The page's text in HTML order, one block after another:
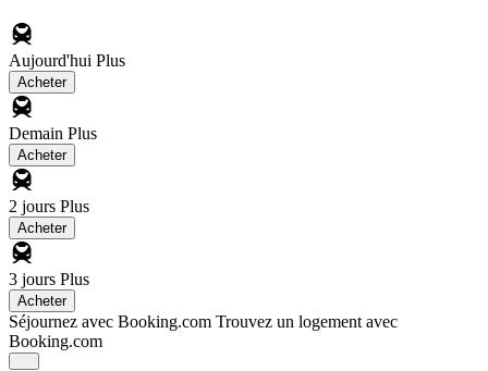
Aujourd'hui Plus
Acheter
Demain Plus
Acheter
2 jours Plus
Acheter
3 jours Plus
Acheter
Séjournez avec Booking.com Trouvez un logement avec
Booking.com